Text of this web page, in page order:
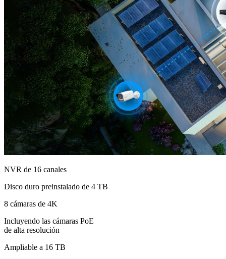
NVR de 16 canales
Disco duro preinstalado de 4 TB
8 cámaras de 4K
Incluyendo las cámaras PoE
de alta resolución
Ampliable a 16 TB